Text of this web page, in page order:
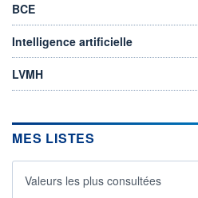
BCE
Intelligence artificielle
LVMH
MES LISTES
Valeurs les plus consultées